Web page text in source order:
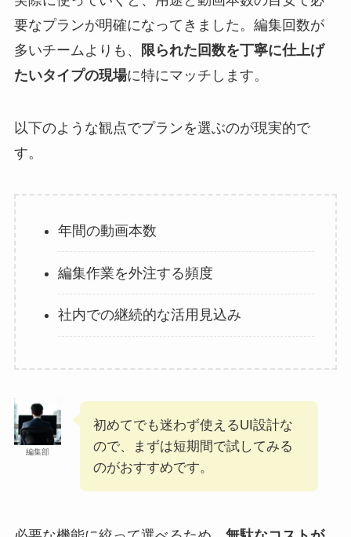
要なプランが明確になってきました。編集回数が
多いチームよりも、
限られた回数を丁寧に仕上げ
たいタイプの現場に特にマッチします。
以下のような観点でプランを選ぶのが現実的で
す。
年間の動画本数
編集作業を外注する頻度
社内での継続的な活用見込み
編集部
初めてでも迷わず使えるUI設計な
ので、まずは短期間で試してみる
のがおすすめです。